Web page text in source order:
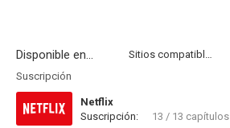
Disponible en...
Sitios compatibles
Suscripción
Netflix
Suscripción:
13 / 13 capítulos